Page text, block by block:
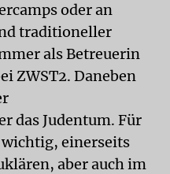
oder an
traditioneller
als Betreuerin
ZWST2. Daneben
das Judentum. Für
einerseits
aber auch im